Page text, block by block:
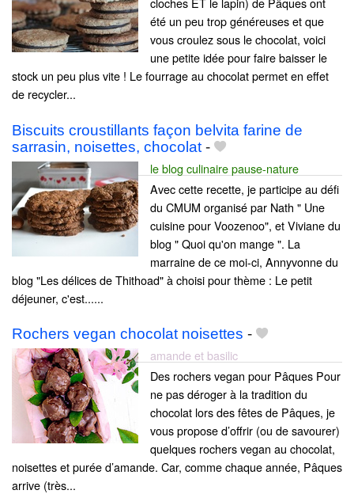
été un peu trop généreuses et que
vous croulez sous le chocolat, voici
une petite idée pour faire baisser le
stock un peu plus vite ! Le fourrage au chocolat permet en effet
de recycler...
Biscuits croustillants façon belvita farine de
sarrasin, noisettes, chocolat -
le blog culinaire pause-nature
Avec cette recette, je participe au défi
du CMUM organisé par Nath " Une
cuisine pour Voozenoo", et Viviane du
blog " Quoi qu'on mange ". La
marraine de ce moi-ci, Annyvonne du
blog "Les délices de Thithoad" à choisi pour thème : Le petit
déjeuner, c'est......
Rochers vegan chocolat noisettes -
amande et basilic
Des rochers vegan pour Pâques Pour
ne pas déroger à la tradition du
chocolat lors des fêtes de Pâques, je
vous propose d’offrir (ou de savourer)
quelques rochers vegan au chocolat,
noisettes et purée d’amande. Car, comme chaque année, Pâques
arrive (très...